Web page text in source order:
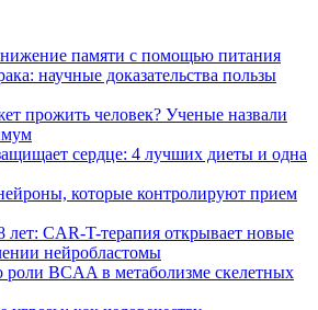
памяти с помощью питания
научные доказательства пользы
прожить человек? Ученые назвали
сердце: 4 лучших диеты и одна
которые контролируют прием
лет: CAR-T-терапия открывает новые
нейробластомы
BCAA в метаболизме скелетных